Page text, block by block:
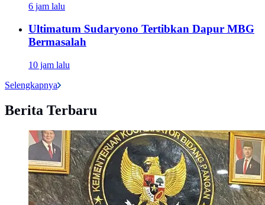
6 jam lalu
Ultimatum Sudaryono Tertibkan Dapur MBG
Bermasalah
10 jam lalu
Selengkapnya
Berita Terbaru